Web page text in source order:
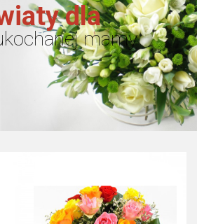
dla
mamy